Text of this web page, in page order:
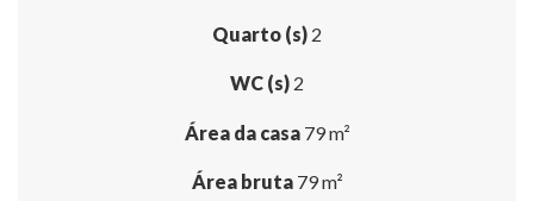
Quarto (s) 2
WC (s) 2
Área da casa79 m²
Área bruta79 m²